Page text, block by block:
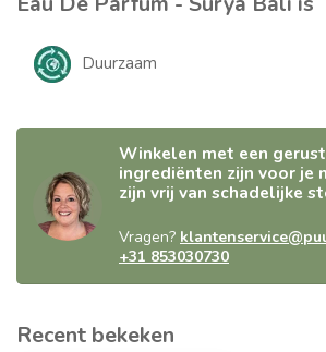
Duurzaam
Winkelen met een
ingrediënten zijn voor je
zijn vrij van schadelijke
Vragen?
+31 853030730
Recent bekeken